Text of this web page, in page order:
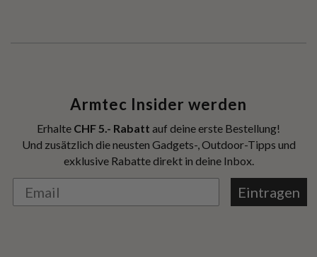
Armtec Insider werden
Erhalte CHF 5.- Rabatt auf deine erste Bestellung!
Und zusätzlich die neusten Gadgets-, Outdoor-Tipps und
exklusive Rabatte direkt in deine Inbox.
Eintragen